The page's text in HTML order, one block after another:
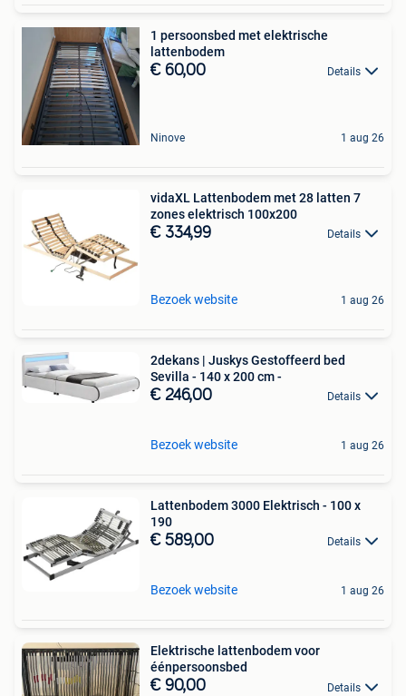
1 persoonsbed met elektrische
lattenbodem
€ 60,00 Details
Ninove 1 aug 26
vidaXL Lattenbodem met 28 latten 7
zones elektrisch 100x200
€ 334,99 Details
Bezoek website 1 aug 26
2dekans | Juskys Gestoffeerd bed
Sevilla - 140 x 200 cm -
€ 246,00 Details
Bezoek website 1 aug 26
Lattenbodem 3000 Elektrisch - 100 x
190
€ 589,00 Details
Bezoek website 1 aug 26
Elektrische lattenbodem voor
éénpersoonsbed
€ 90,00 Details